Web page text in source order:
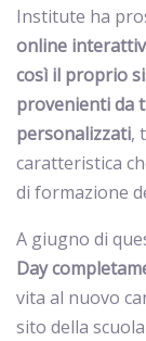
Institute ha
online
così il proprio
provenienti da
personalizzati,
caratteristica
di formazione
A giugno di
Day
vita al nuovo
sito della scuola